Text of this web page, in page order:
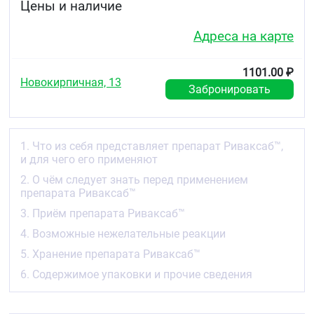
тиклопидином.
смерти вследствие сердечно-сосудистых
ишемической болезнью сердца (ИБС) или
заболеванием периферических артерий (ЗПА) в
комбинированной терапии с
ацетилсалициловой кислотой.
2. О чём следует знать перед
применением препарата Риваксаб™
Противопоказания
Не принимайте препарат Риваксаб™:
любые другие компоненты препарата
(перечислены в разделе 6 листка-вкладыша)
(например, внутричерепное кровоизлияние,
желудочно-кишечное кровотечение)
Цены и наличие
Адреса на карте
Новокирпичная, 13
1101.00 ₽
Забронировать
1. Что из себя представляет препарат Риваксаб™,
и для чего его применяют
2. О чём следует знать перед применением
препарата Риваксаб™
3. Приём препарата Риваксаб™
4. Возможные нежелательные реакции
5. Хранение препарата Риваксаб™
6. Содержимое упаковки и прочие сведения